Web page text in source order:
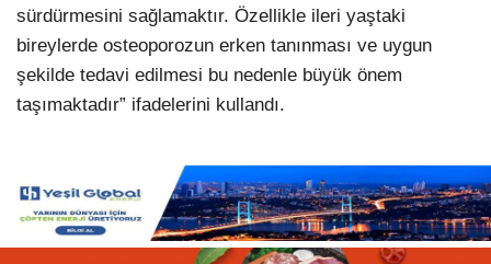
sürdürmesini sağlamaktır. Özellikle ileri yaştaki
bireylerde osteoporozun erken tanınması ve uygun
şekilde tedavi edilmesi bu nedenle büyük önem
taşımaktadır” ifadelerini kullandı.